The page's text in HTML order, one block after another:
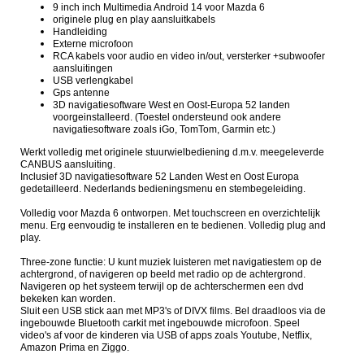
9 inch inch Multimedia Android 14 voor Mazda 6
originele plug en play aansluitkabels
Handleiding
Externe microfoon
RCA kabels voor audio en video in/out, versterker +subwoofer
aansluitingen
USB verlengkabel
Gps antenne
3D navigatiesoftware West en Oost-Europa 52 landen
voorgeinstalleerd. (Toestel ondersteund ook andere
navigatiesoftware zoals iGo, TomTom, Garmin etc.)
Werkt volledig met originele stuurwielbediening d.m.v. meegeleverde
CANBUS aansluiting.
Inclusief 3D navigatiesoftware 52 Landen West en Oost Europa
gedetailleerd. Nederlands bedieningsmenu en stembegeleiding.
Volledig voor Mazda 6 ontworpen. Met touchscreen en overzichtelijk
menu. Erg eenvoudig te installeren en te bedienen. Volledig plug and
play.
Three-zone functie: U kunt muziek luisteren met navigatiestem op de
achtergrond, of navigeren op beeld met radio op de achtergrond.
Navigeren op het systeem terwijl op de achterschermen een dvd
bekeken kan worden.
Sluit een USB stick aan met MP3's of DIVX films. Bel draadloos via de
ingebouwde Bluetooth carkit met ingebouwde microfoon. Speel
video's af voor de kinderen via USB of apps zoals Youtube, Netflix,
Amazon Prima en Ziggo.